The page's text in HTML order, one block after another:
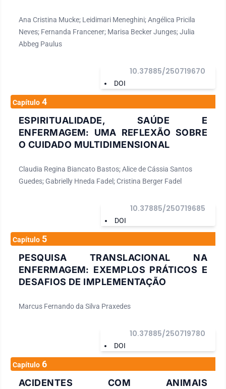
Ana Cristina Mucke; Leidimari Meneghini; Angélica Pricila
Neves; Fernanda Francener; Marisa Becker Junges; Julia
Abbeg Paulus
DOI
10.37885/250719670
Capítulo 4
ESPIRITUALIDADE, SAÚDE E
ENFERMAGEM: UMA REFLEXÃO SOBRE
O CUIDADO MULTIDIMENSIONAL
Claudia Regina Biancato Bastos; Alice de Cássia Santos
Guedes; Gabrielly Hneda Fadel; Cristina Berger Fadel
DOI
10.37885/250719685
Capítulo 5
PESQUISA TRANSLACIONAL NA
ENFERMAGEM: EXEMPLOS PRÁTICOS E
DESAFIOS DE IMPLEMENTAÇÃO
Marcus Fernando da Silva Praxedes
DOI
10.37885/250719780
Capítulo 6
ACIDENTES COM ANIMAIS